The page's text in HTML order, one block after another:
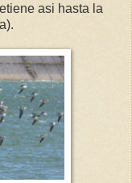
asi hasta la